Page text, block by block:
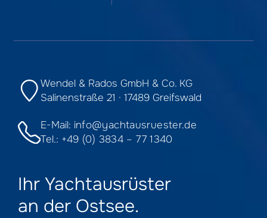
Wendel & Rados GmbH & Co. KG
Salinenstraße 21 · 17489 Greifswald
E-Mail: info@yachtausruester.de
Tel.: +49 (0) 3834 – 77 1340
Ihr Yachtausrüster
an der Ostsee.